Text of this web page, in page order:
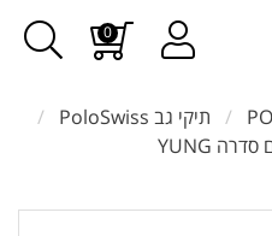
0
תיקי גב PoloSwiss
תיק POLOSWISS ידיות אלומיניום סדרה YUNG